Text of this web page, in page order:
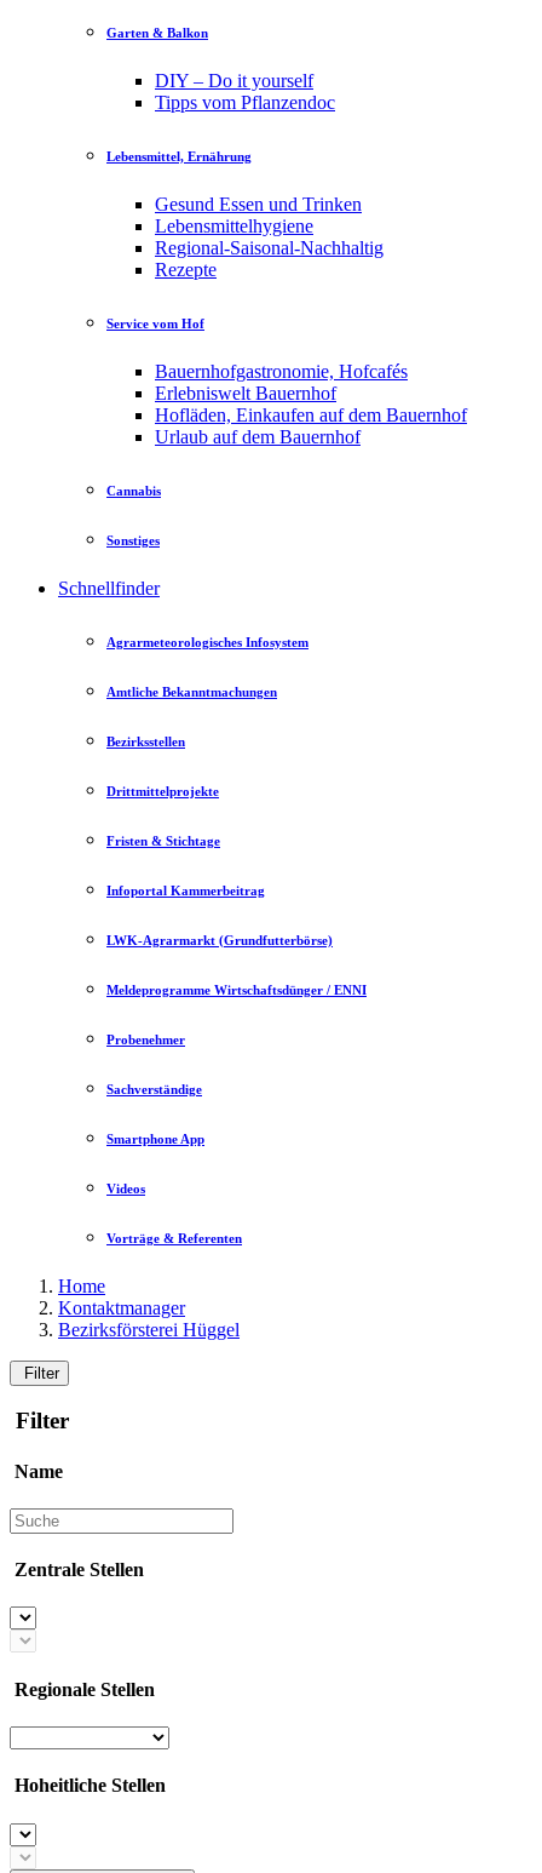
Garten & Balkon
DIY – Do it yourself
Tipps vom Pflanzendoc
Lebensmittel, Ernährung
Gesund Essen und Trinken
Lebensmittelhygiene
Regional-Saisonal-Nachhaltig
Rezepte
Service vom Hof
Bauernhofgastronomie, Hofcafés
Erlebniswelt Bauernhof
Hofläden, Einkaufen auf dem Bauernhof
Urlaub auf dem Bauernhof
Cannabis
Sonstiges
Schnellfinder
Agrarmeteorologisches Infosystem
Amtliche Bekanntmachungen
Bezirksstellen
Drittmittelprojekte
Fristen & Stichtage
Infoportal Kammerbeitrag
LWK-Agrarmarkt (Grundfutterbörse)
Meldeprogramme Wirtschaftsdünger / ENNI
Probenehmer
Sachverständige
Smartphone App
Videos
Vorträge & Referenten
Home
Kontaktmanager
Bezirksförsterei Hüggel
Filter
Filter
Name
Zentrale Stellen
Regionale Stellen
Hoheitliche Stellen